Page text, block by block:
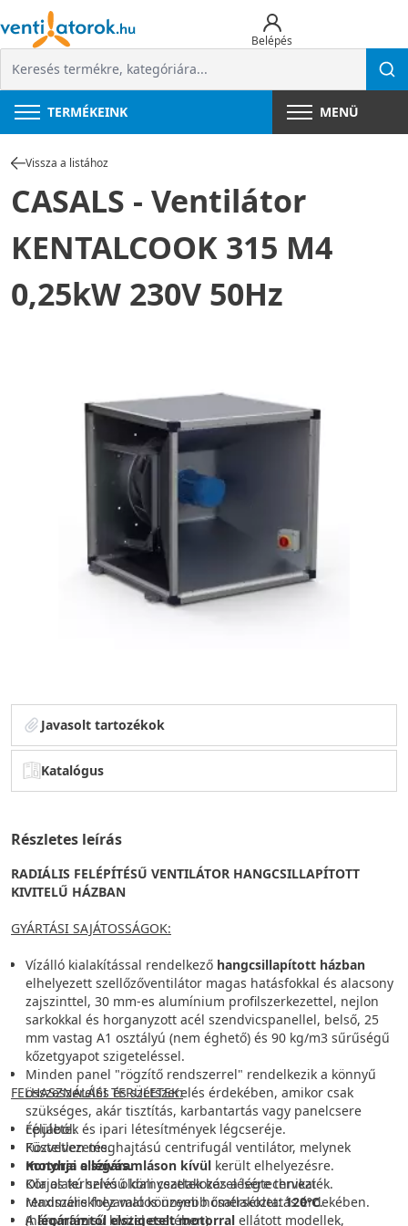
Belépés
TERMÉKEINK MENÜ
Vissza a listához
CASALS - Ventilátor
KENTALCOOK 315 M4
0,25kW 230V 50Hz
Javasolt tartozékok
Katalógus
Részletes leírás
RADIÁLIS FELÉPÍTÉSŰ VENTILÁTOR HANGCSILLAPÍTOTT
KIVITELŰ HÁZBAN
GYÁRTÁSI SAJÁTOSSÁGOK:
Vízálló kialakítással rendelkező hangcsillapított házban
elhelyezett szellőzőventilátor magas hatásfokkal és alacsony
zajszinttel, 30 mm-es alumínium profilszerkezettel, nejlon
sarkokkal és horganyzott acél szendvicspanellel, belső, 25
mm vastag A1 osztályú (nem éghető) és 90 kg/m3 sűrűségű
kőzetgyapot szigeteléssel.
Minden panel "rögzítő rendszerrel" rendelkezik a könnyű
összeszerelés és szétszerelés érdekében, amikor csak
szükséges, akár tisztítás, karbantartás vagy panelcsere
céljából.
Közvetlen meghajtású centrifugál ventilátor, melynek
motorja a légáramláson kívül került elhelyezésre.
Kör alakú szívó oldali csatlakozás a légtechnikai
rendszerekhez való könnyebb csatlakoztatás érdekében.
Alégáramtól elszigetelt motorral ellátott modellek,
FELHASZNÁLÁSI TERÜLETEK:
Épületek és ipari létesítmények légcseréje.
Füstelvezetés.
Konyhai elszívás.
Olajos terhelésű környezetek kezelésére tervezték.
Maximális folyamatos üzemi hőmérséklet:120ºC.
(háromfázisú kivitel esetében).